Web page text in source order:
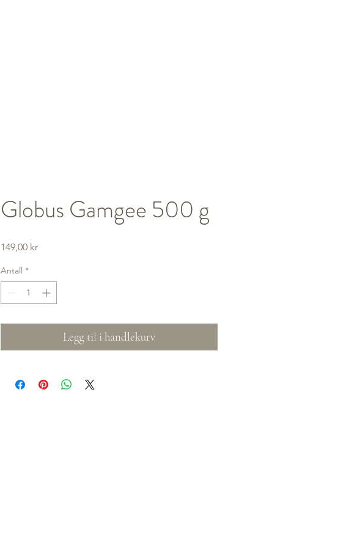
Globus Gamgee 500 g
149,00 krPris
Antall *
Legg til i handlekurv